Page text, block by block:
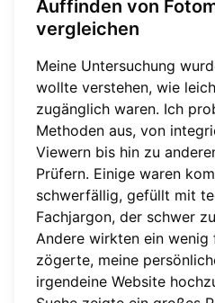
Auffinden von
vergleichen
Meine Untersuchung
wollte verstehen, wie
zugänglich waren. Ich
Methoden aus, von
Viewern bis hin zu
Prüfern. Einige waren
schwerfällig, gefüllt mit
Fachjargon, der schwer
Andere wirkten ein
zögerte, meine
irgendeine Website